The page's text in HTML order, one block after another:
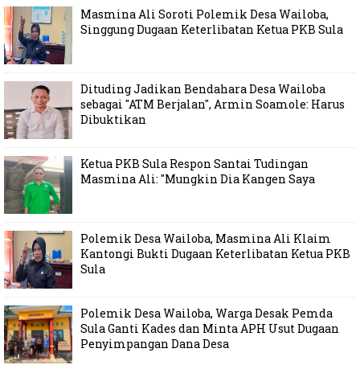
Masmina Ali Soroti Polemik Desa Wailoba,
Singgung Dugaan Keterlibatan Ketua PKB Sula
Dituding Jadikan Bendahara Desa Wailoba
sebagai "ATM Berjalan", Armin Soamole: Harus
Dibuktikan
Ketua PKB Sula Respon Santai Tudingan
Masmina Ali: "Mungkin Dia Kangen Saya
Polemik Desa Wailoba, Masmina Ali Klaim
Kantongi Bukti Dugaan Keterlibatan Ketua PKB
Sula
Polemik Desa Wailoba, Warga Desak Pemda
Sula Ganti Kades dan Minta APH Usut Dugaan
Penyimpangan Dana Desa